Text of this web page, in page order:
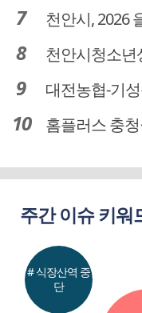
천안시, 2026 을지
천안시청소년상담
대전농협-기성농헙-고
홈플러스 충청권
주간 이슈 키워
# 식장산역 중
단